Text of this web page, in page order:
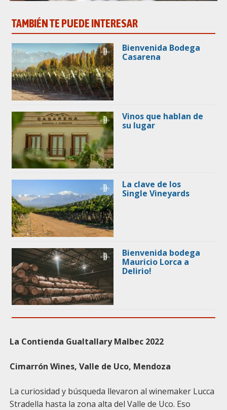
TAMBIÉN TE PUEDE INTERESAR
Bienvenida Bodega
Casarena
Vinos que hablan de
su lugar
La clave de los
Single Vineyards
Bienvenida bodega
Mauricio Lorca a
Delirio!
La Contienda Gualtallary Malbec 2022
Cimarrón Wines, Valle de Uco, Mendoza
La curiosidad y búsqueda llevaron al winemaker Lucca
Stradella hasta la zona alta del Valle de Uco. Eso